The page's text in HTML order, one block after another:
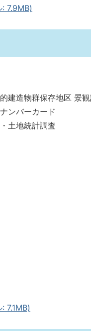
7.9MB)
建造物群保存地区 景
ンバーカード
土地統計調査
7.1MB)